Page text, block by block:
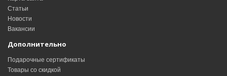
Статьи
Новости
Вакансии
Дополнительно
Подарочные сертификаты
Товары со скидкой